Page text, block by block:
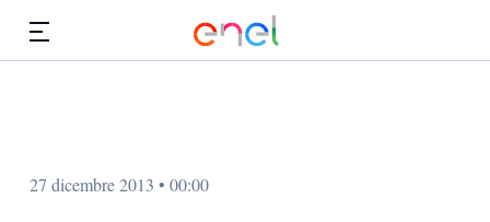
27 dicembre 2013 • 00:00